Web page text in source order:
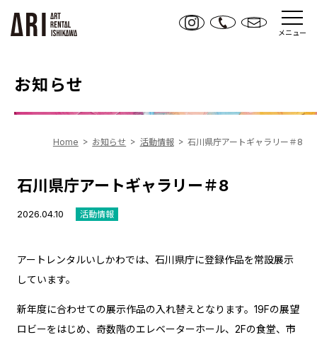
メニュー
お知らせ
Home お知らせ 活動情報 石川県庁アートギャラリー＃8
石川県庁アートギャラリー＃8
2026.04.10 活動情報
アートレンタルいしかわでは、石川県庁に登録作品を常設展示
しています。
新年度に合わせての展示作品の入れ替えとなります。19Fの展望
ロビーをはじめ、奇数階のエレベーターホール、2Fの食堂、市